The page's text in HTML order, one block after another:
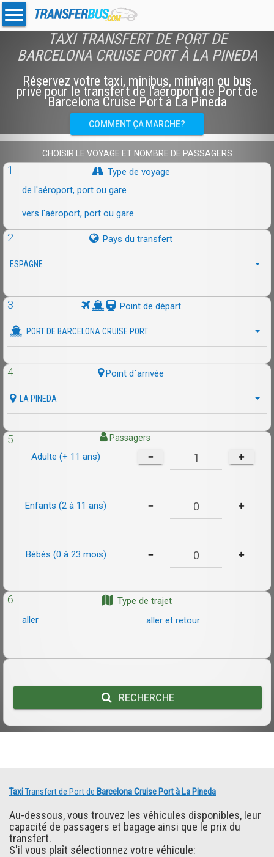
TAXI TRANSFERT DE PORT DE
BARCELONA CRUISE PORT À LA PINEDA
Réservez votre taxi, minibus, minivan ou bus
privé pour le transfert de l'aéroport de Port de
Barcelona Cruise Port à La Pineda
COMMENT ÇA MARCHE?
CHOISIR LE VOYAGE ET NOMBRE DE PASSAGERS
1
Type de voyage
de l'aéroport, port ou gare
vers l'aéroport, port ou gare
2 Pays du transfert
ESPAGNE
3 Point de départ
PORT DE BARCELONA CRUISE PORT
4 Point d`arrivée
LA PINEDA
5 Passagers
Adulte (+ 11 ans)
Enfants (2 à 11 ans)
Bébés (0 à 23 mois)
6
Type de trajet
aller
aller et retour
RECHERCHE
TaxiTransfert de Port de Barcelona Cruise Port à La Pineda
Au-dessous, vous trouvez les véhicules disponibles, leur
capacité de passagers et bagage ainsi que le prix du
transfert.
S'il vous plaît sélectionnez votre véhicule: